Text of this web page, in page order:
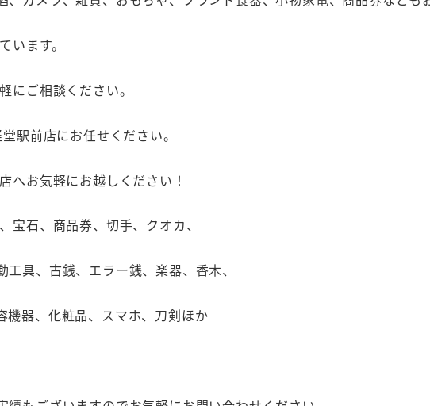
います。
にご相談ください。
駅前店にお任せください。
へお気軽にお越しください！
宝石、商品券、切手、クオカ、
具、古銭、エラー銭、楽器、香木、
機器、化粧品、スマホ、刀剣ほか